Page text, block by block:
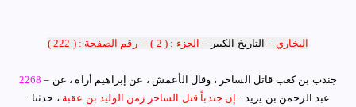
البخاري – التاريخ الكبير – الجزء : ( 2 ) – رقم الصفحة : ( 222 )
2268 – جندب بن كعب قاتل الساحر ، وقال الأعمش ، عن إبراهيم أراه ، عن
عبد الرحمن بن يزيد : إن جندباً قتل الساحر زمن الوليد بن عقبة ، حدثنا :